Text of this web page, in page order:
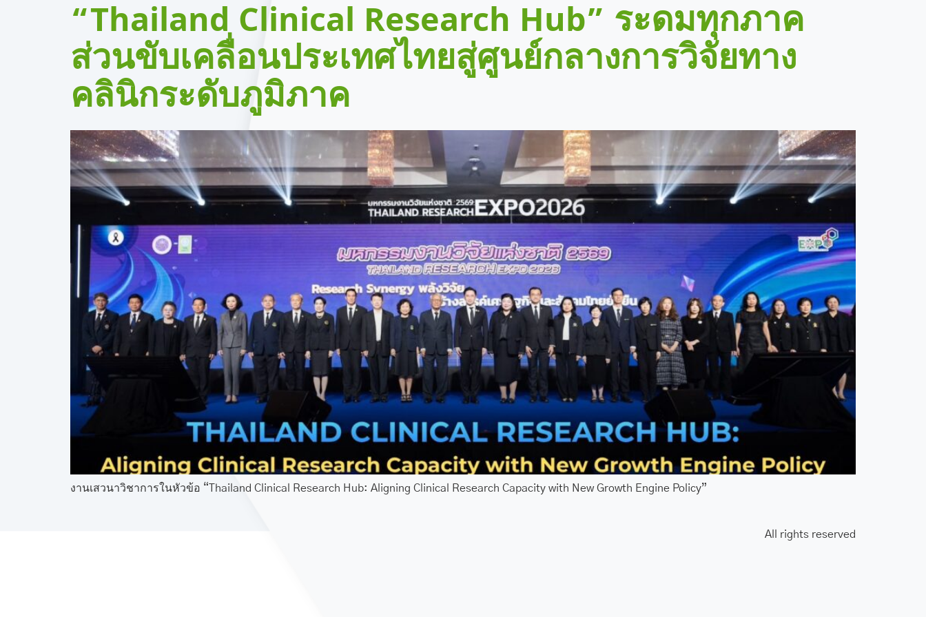
“Thailand Clinical Research Hub” ระดมทุกภาค
ส่วนขับเคลื่อนประเทศไทยสู่ศูนย์กลางการวิจัยทาง
คลินิกระดับภูมิภาค
งานเสวนาวิชาการในหัวข้อ “Thailand Clinical Research Hub: Aligning Clinical Research Capacity with New Growth Engine Policy”
All rights reserved